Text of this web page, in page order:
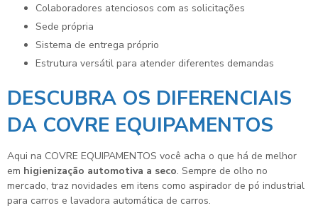
colaboradores atenciosos com as solicitações
sede própria
sistema de entrega próprio
estrutura versátil para atender diferentes demandas
DESCUBRA OS DIFERENCIAIS
DA COVRE EQUIPAMENTOS
Aqui na COVRE EQUIPAMENTOS você acha o que há de melhor
em higienização automotiva a seco. Sempre de olho no
mercado, traz novidades em itens como aspirador de pó industrial
para carros e lavadora automática de carros.